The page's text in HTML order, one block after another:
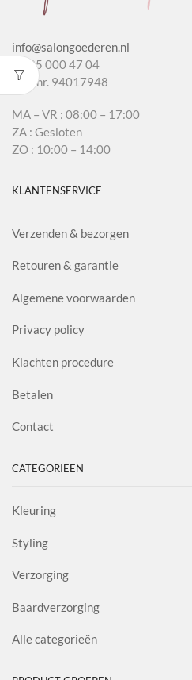
info@salongoederen.nl
T 085 000 47 04
KvK nr. 94017948
MA – VR : 08:00 – 17:00
ZA : Gesloten
ZO : 10:00 – 14:00
KLANTENSERVICE
Verzenden & bezorgen
Retouren & garantie
Algemene voorwaarden
Privacy policy
Klachten procedure
Betalen
Contact
CATEGORIEËN
Kleuring
Styling
Verzorging
Baardverzorging
Alle categorieën